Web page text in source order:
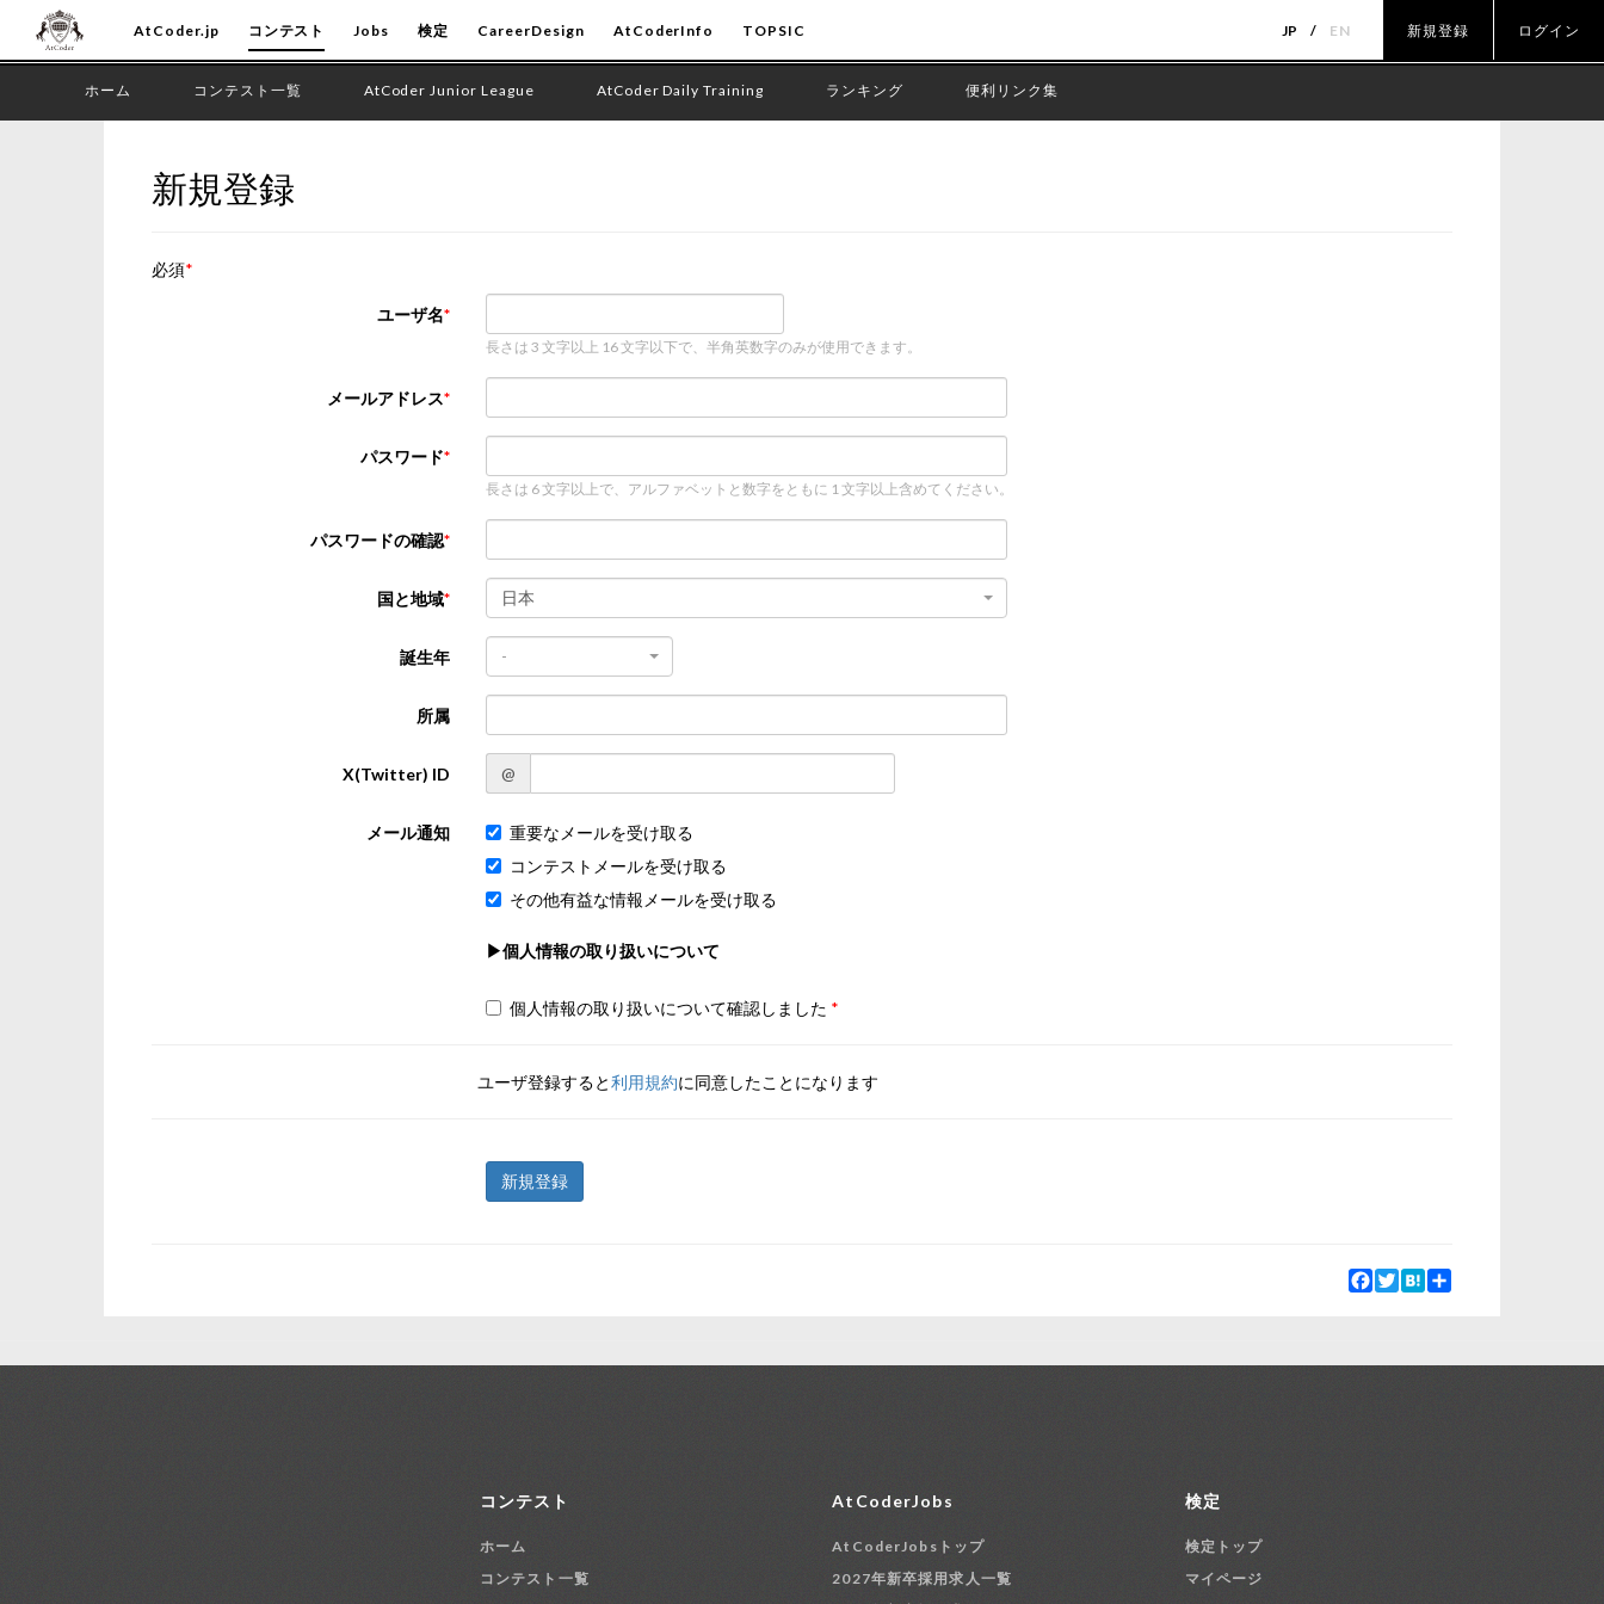
AtCoder.jp コンテスト Jobs 検定 CareerDesign AtCoderInfo TOPSIC JP EN 新規登録 ログイン
ホーム コンテスト一覧 AtCoder Junior League AtCoder Daily Training ランキング 便利リンク集
新規登録
必須
ユーザ名
長さは 3 文字以上 16 文字以下で、半角英数字のみが使用できます。
メールアドレス
パスワード
長さは 6 文字以上で、アルファベットと数字をともに 1 文字以上含めてください。
パスワードの確認
国と地域 日本
誕生年 -
所属
X(Twitter) ID @
メール通知
重要なメールを受け取る
コンテストメールを受け取る
その他有益な情報メールを受け取る
▶個人情報の取り扱いについて
個人情報の取り扱いについて確認しました
ユーザ登録すると利用規約に同意したことになります
新規登録
Facebook
Twitter
Hatena
コンテスト
ホーム
コンテスト一覧
AtCoderJobs
AtCoderJobsトップ
2027年新卒採用求人一覧
検定
検定トップ
マイページ